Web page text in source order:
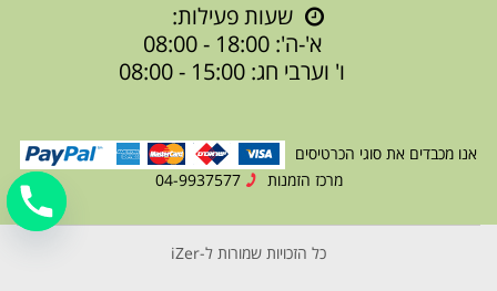
שעות פעילות:
א'-ה': 18:00 - 08:00
ו' וערבי חג: 15:00 - 08:00
אנו מכבדים את סוגי הכרטיסים
מרכז הזמנות
04-9937577
כל הזכויות שמורות ל-iZer